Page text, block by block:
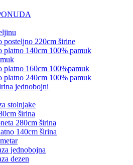
posteljno 220cm širine
platno 140cm 100% pamuk
platno 160cm 100%pamuk
platno 240cm 100% pamuk
jednobojni
stolnjake
širina
280cm širina
140cm širina
jednobojna
dezen